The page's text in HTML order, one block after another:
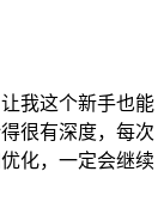
我这个新手也能
很有深度，每次
化，一定会继续